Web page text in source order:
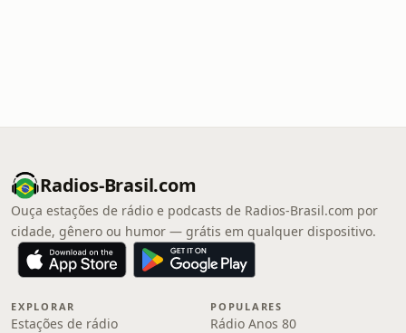
Radios-Brasil.com
Ouça estações de rádio e podcasts de Radios-Brasil.com por
cidade, gênero ou humor — grátis em qualquer dispositivo.
EXPLORAR
Estações de rádio
POPULARES
Rádio Anos 80